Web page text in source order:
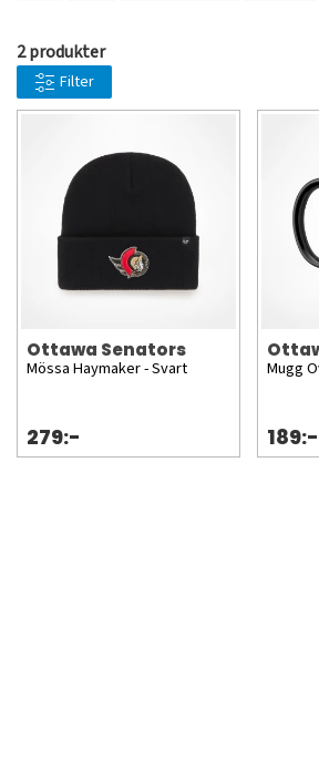
Aleksej Jasjin, Pavol Demitra, Peter
Kovaljov.
2 produkter
Filter
Ottawa Senators
Mössa Haymaker - Svart
279:-
Mugg
189:-